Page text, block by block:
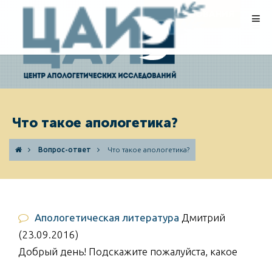
ПОЖЕРТВОВАНИЯ
Что такое апологетика?
Вопрос-ответ Что такое апологетика?
Апологетическая литература Дмитрий
(23.09.2016)
Добрый день! Подскажите пожалуйста, какое